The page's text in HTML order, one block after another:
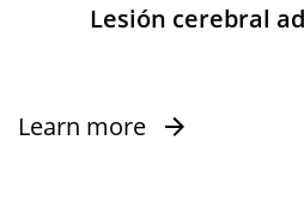
Lesión cerebral
Learn more